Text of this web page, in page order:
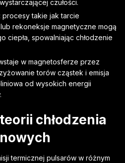
czułości.
procesy takie jak tarcie
rekoneksje magnetyczne mogą
ciepła, spowalniając chłodzenie
w magnetosferze przez
torów cząstek i emisja
od wysokich energii
chłodzenia
termicznej pulsarów w różnym